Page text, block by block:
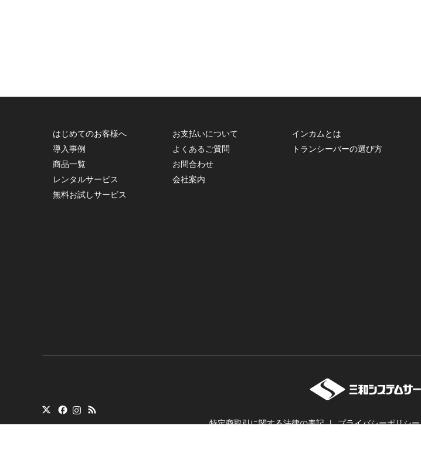
はじめてのお客様へ
導入事例
商品一覧
レンタルサービス
無料お試しサービス
お支払いについて
よくあるご質問
お問合わせ
会社案内
インカムとは
トランシーバーの選び方
特定商取引に関する法律の表記 プライバシーポリシー